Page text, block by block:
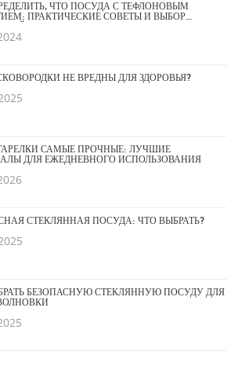
ЧТО ПОСУДА С ТЕФЛОНОВЫМ
ПРАКТИЧЕСКИЕ СОВЕТЫ И ВЫБОР
НЕ ВРЕДНЫ ДЛЯ ЗДОРОВЬЯ?
САМЫЕ ПРОЧНЫЕ: ЛУЧШИЕ
ДЛЯ ЕЖЕДНЕВНОГО ИСПОЛЬЗОВАНИЯ
СТЕКЛЯННАЯ ПОСУДА: ЧТО ВЫБРАТЬ?
БЕЗОПАСНУЮ СТЕКЛЯННУЮ ПОСУДУ ДЛЯ